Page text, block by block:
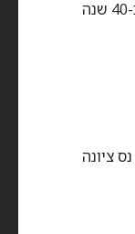
עברה לגור בנס ציונה ועבדה במשך כ-40 שנה
ציונה